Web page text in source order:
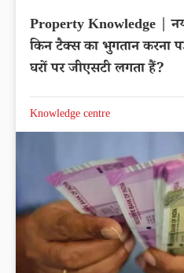
Property Knowledge |
किन टैक्स का भुगतान करना
घरों पर जीएसटी लगता हैं?
Knowledge centre